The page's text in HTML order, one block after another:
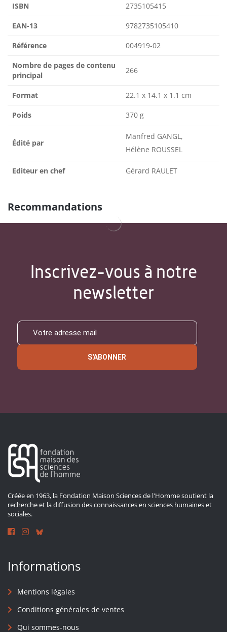
ISBN 2735105415
EAN-13 9782735105410
Référence 004919-02
Nombre de pages de contenu
principal
266
Format 22.1 x 14.1 x 1.1 cm
Poids 370 g
Édité par
Manfred GANGL,
Hélène ROUSSEL
Editeur en chef Gérard RAULET
Recommandations
Inscrivez-vous à notre
newsletter
S'ABONNER
Créée en 1963, la Fondation Maison Sciences de l'Homme soutient la
recherche et la diffusion des connaissances en sciences humaines et
sociales.
Informations
Mentions légales
Conditions générales de ventes
Qui sommes-nous